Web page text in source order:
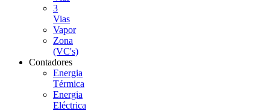
3
Vias
Vapor
Zona
(VC's)
Contadores
Energia
Térmica
Energia
Eléctrica